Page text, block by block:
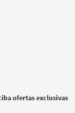
ofertas exclusivas